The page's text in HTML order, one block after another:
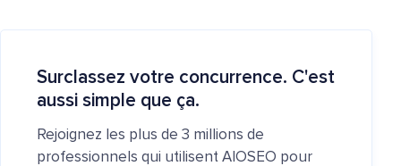
Surclassez votre concurrence. C'est
aussi simple que ça.
Rejoignez les plus de 3 millions de
professionnels qui utilisent AIOSEO pour